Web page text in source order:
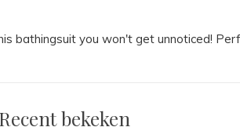
bathingsuit you won't get unnoticed!
Recent bekeken